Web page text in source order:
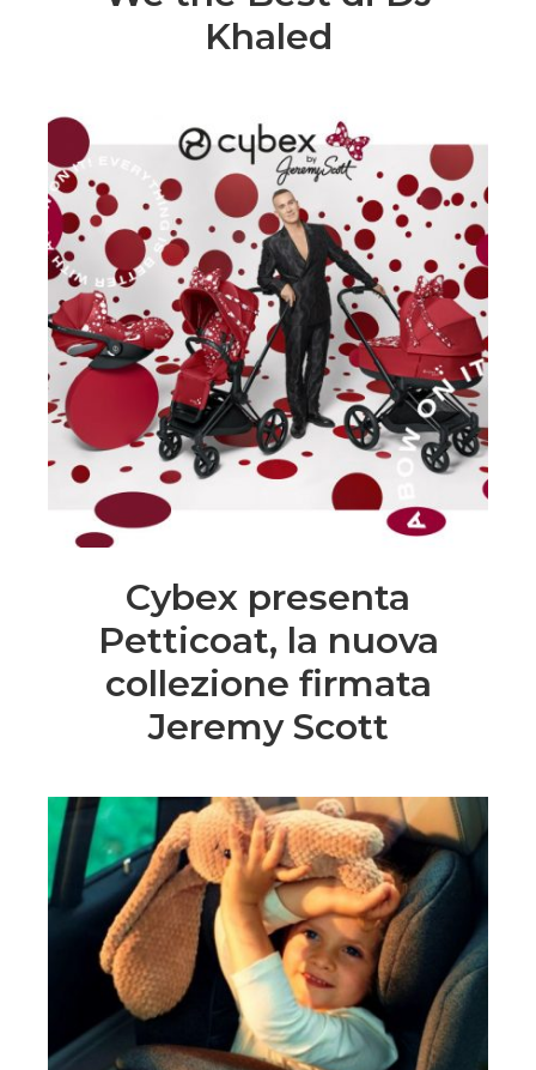
Khaled
Cybex presenta
Petticoat, la nuova
collezione firmata
Jeremy Scott